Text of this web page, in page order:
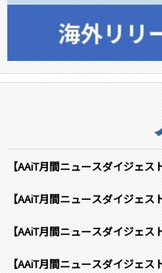
【AAiT月間ニュースダイジェス
【AAiT月間ニュースダイジェス
【AAiT月間ニュースダイジェス
【AAiT月間ニュースダイジェス